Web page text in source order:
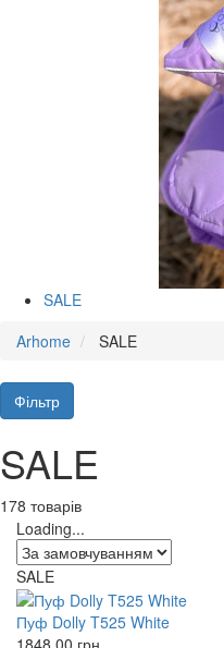
SALE
Arhome
SALE
Фільтр
SALE
178 товарів
Loading...
SALE
Пуф Dolly T525 White